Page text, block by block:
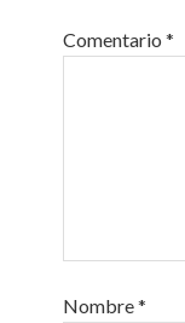
Comentario*
Nombre*